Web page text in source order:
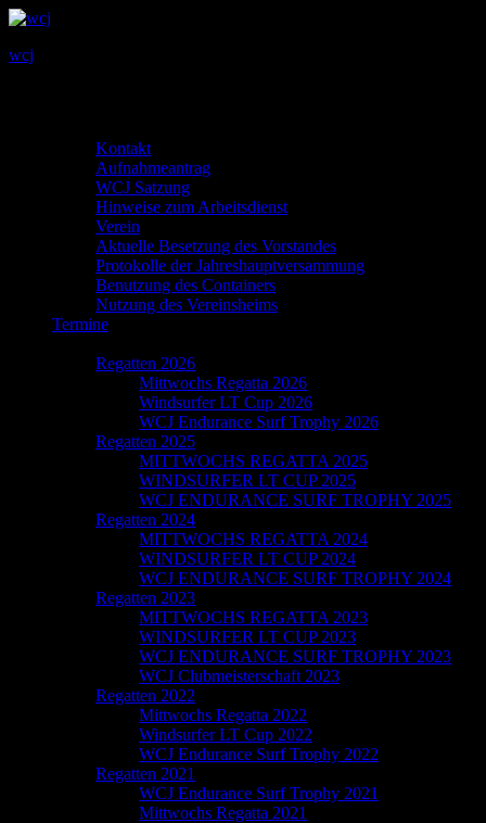
wcj
Kontakt
Aufnahmeantrag
WCJ Satzung
Hinweise zum Arbeitsdienst
Verein
Aktuelle Besetzung des Vorstandes
Protokolle der Jahreshauptversammung
Benutzung des Containers
Nutzung des Vereinsheims
Termine
Regatten 2026
Mittwochs Regatta 2026
Windsurfer LT Cup 2026
WCJ Endurance Surf Trophy 2026
Regatten 2025
MITTWOCHS REGATTA 2025
WINDSURFER LT CUP 2025
WCJ ENDURANCE SURF TROPHY 2025
Regatten 2024
MITTWOCHS REGATTA 2024
WINDSURFER LT CUP 2024
WCJ ENDURANCE SURF TROPHY 2024
Regatten 2023
MITTWOCHS REGATTA 2023
WINDSURFER LT CUP 2023
WCJ ENDURANCE SURF TROPHY 2023
WCJ Clubmeisterschaft 2023
Regatten 2022
Mittwochs Regatta 2022
Windsurfer LT Cup 2022
WCJ Endurance Surf Trophy 2022
Regatten 2021
WCJ Endurance Surf Trophy 2021
Mittwochs Regatta 2021